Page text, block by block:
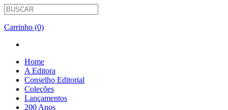
Carrinho (0)
Home
A Editora
Conselho Editorial
Coleções
Lançamentos
200 Anos